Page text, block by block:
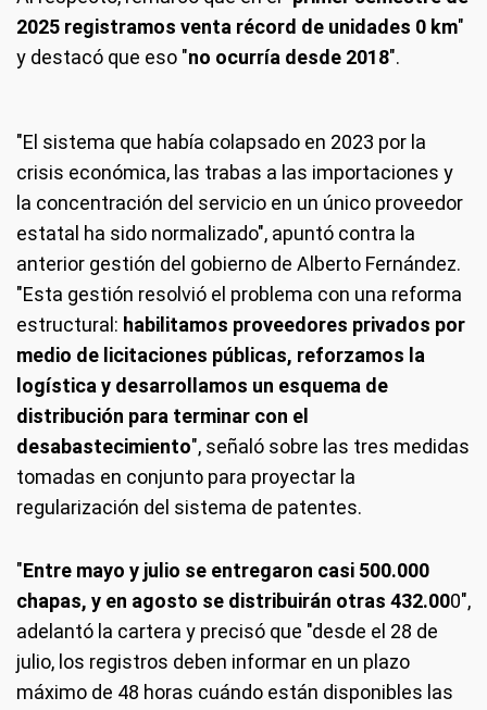
2025 registramos venta récord de unidades 0 km"
y destacó que eso "no ocurría desde 2018".
"El sistema que había colapsado en 2023 por la
crisis económica, las trabas a las importaciones y
la concentración del servicio en un único proveedor
estatal ha sido normalizado", apuntó contra la
anterior gestión del gobierno de Alberto Fernández.
"Esta gestión resolvió el problema con una reforma
estructural: habilitamos proveedores privados por
medio de licitaciones públicas, reforzamos la
logística y desarrollamos un esquema de
distribución para terminar con el
desabastecimiento", señaló sobre las tres medidas
tomadas en conjunto para proyectar la
regularización del sistema de patentes.
"Entre mayo y julio se entregaron casi 500.000
chapas, y en agosto se distribuirán otras 432.000",
adelantó la cartera y precisó que "desde el 28 de
julio, los registros deben informar en un plazo
máximo de 48 horas cuándo están disponibles las